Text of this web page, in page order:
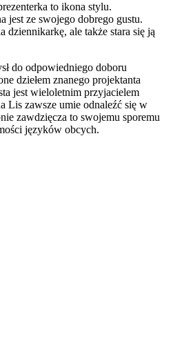
to ikona stylu.
jest ze swojego dobrego gustu.
ale także stara się ją
do odpowiedniego doboru
dziełem znanego projektanta
jest wieloletnim przyjacielem
Lis zawsze umie odnaleźć się w
zawdzięcza to swojemu sporemu
języków obcych.